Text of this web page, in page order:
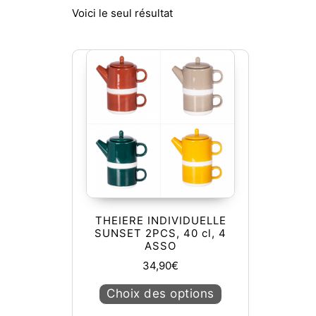
Voici le seul résultat
THEIERE INDIVIDUELLE
SUNSET 2PCS, 40 cl, 4
ASSO
34,90€
Choix des options Ce produit a